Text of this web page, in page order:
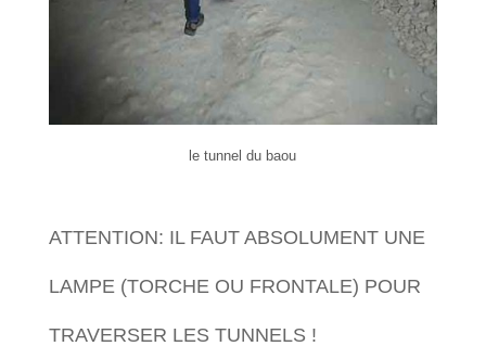
le tunnel du baou
ATTENTION: IL FAUT ABSOLUMENT UNE
LAMPE (TORCHE OU FRONTALE) POUR
TRAVERSER LES TUNNELS !